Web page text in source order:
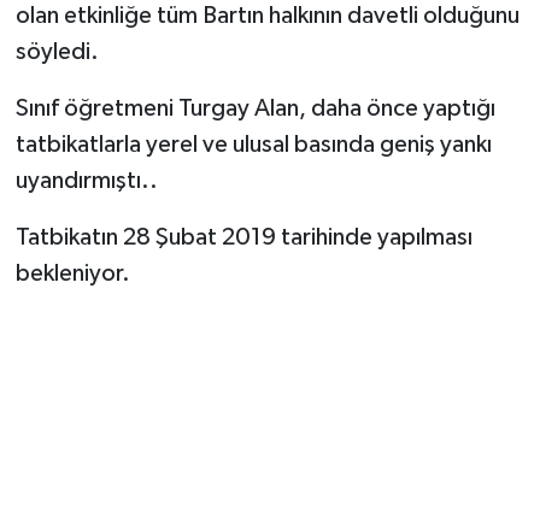
olan etkinliğe tüm Bartın halkının davetli olduğunu
söyledi.
Sınıf öğretmeni Turgay Alan, daha önce yaptığı
tatbikatlarla yerel ve ulusal basında geniş yankı
uyandırmıştı..
Tatbikatın 28 Şubat 2019 tarihinde yapılması
bekleniyor.